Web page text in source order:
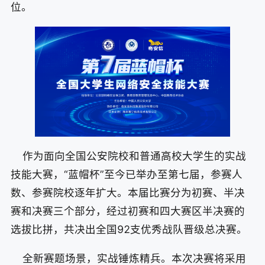
位。
作为面向全国公安院校和普通高校大学生的实战
技能大赛，“蓝帽杯”至今已举办至第七届，参赛人
数、参赛院校逐年扩大。本届比赛分为初赛、半决
赛和决赛三个部分，经过初赛和四大赛区半决赛的
选拔比拼，共决出全国92支优秀战队晋级总决赛。
全新赛题场景，实战锤炼精兵。本次决赛将采用